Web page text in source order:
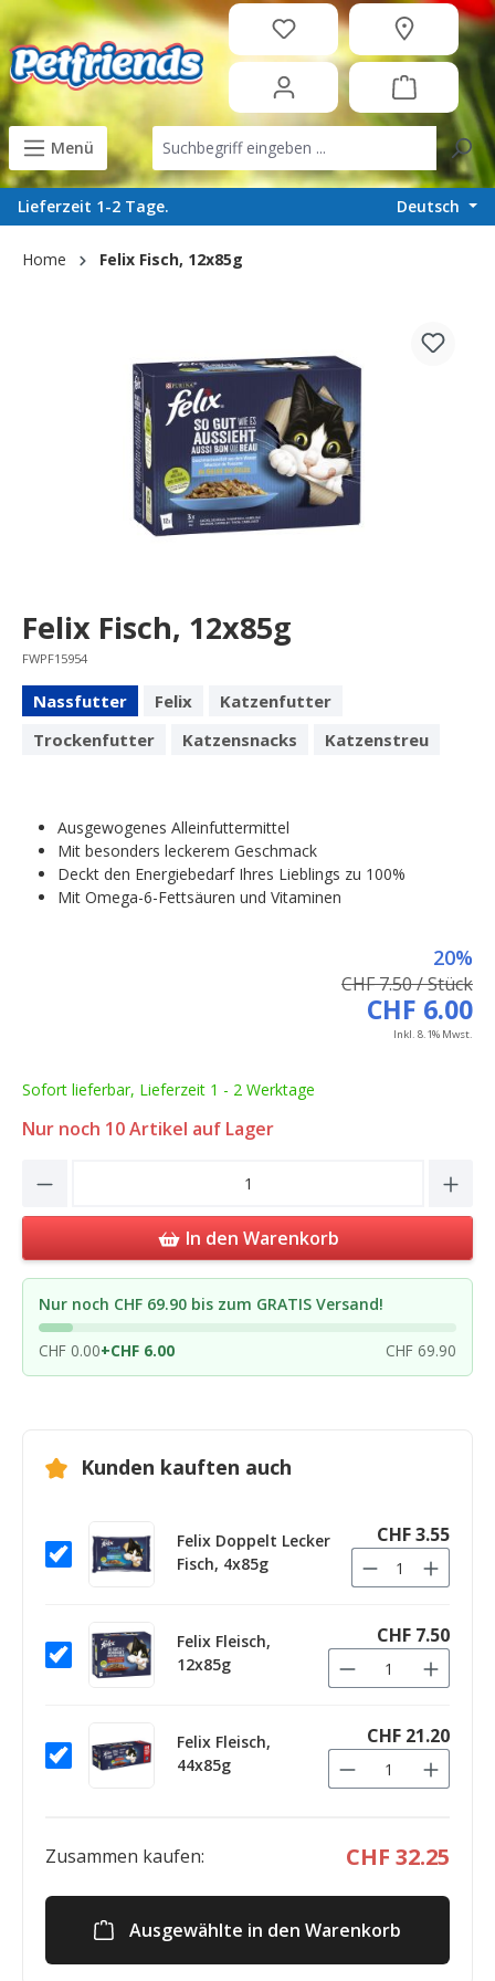
content
Menü
Lieferzeit 1-2 Tage. Deutsch
Home Felix Fisch, 12x85g
Felix Fisch, 12x85g
FWPF15954
Nassfutter Felix
Katzenfutter
Trockenfutter
Katzensnacks Katzenstreu
Ausgewogenes Alleinfuttermittel
Mit besonders leckerem Geschmack
Deckt den Energiebedarf Ihres Lieblings zu 100%
Mit Omega-6-Fettsäuren und Vitaminen
20%
CHF 7.50 / Stück
CHF 6.00
Inkl. 8.1% Mwst.
Sofort lieferbar, Lieferzeit 1 - 2 Werktage
Nur noch 10Artikel auf Lager
Product Quantity: Enter the desired
In den Warenkorb
Nur noch CHF 69.90 bis zum GRATIS Versand!
CHF 0.00+CHF 6.00 CHF 69.90
Kunden kauften auch
Felix Doppelt Lecker
Fisch, 4x85g
CHF 3.55
Felix Fleisch,
12x85g
CHF 7.50
Felix Fleisch,
44x85g
CHF 21.20
Zusammen kaufen: CHF 32.25
Ausgewählte in den Warenkorb